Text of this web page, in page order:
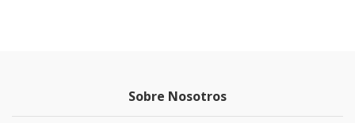
Sobre Nosotros